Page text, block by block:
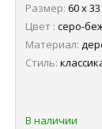
Размер: 60 х
Цвет : серо-
Материал:
Стиль:
В наличии